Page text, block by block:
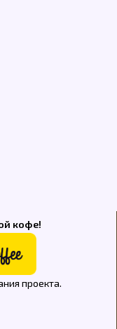
кофе!
проекта.